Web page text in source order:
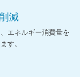
減
エネルギー消費量を
す。